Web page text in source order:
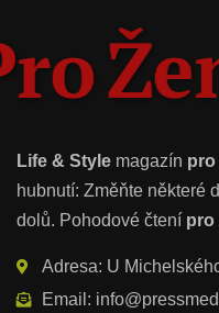
Life & Style magazín pro
hubnutí: Změňte některé
dolů. Pohodové čtení pro
Adresa: U
Email: